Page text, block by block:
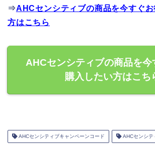
⇒AHCセンシティブの商品を今すぐ
方はこちら
AHCセンシティブの商品を今
購入したい方はこち
AHCセンシティブキャンペーンコード AHCセンシテ